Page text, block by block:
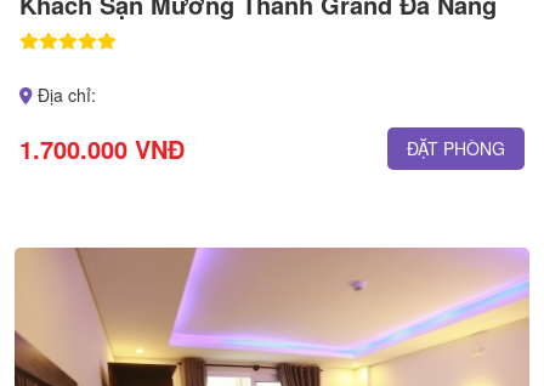
Địa chỉ:
1.700.000 VNĐ ĐẶT PHÒNG